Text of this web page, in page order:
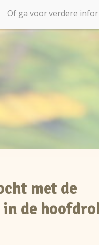
met de
de
Of ga voor verdere